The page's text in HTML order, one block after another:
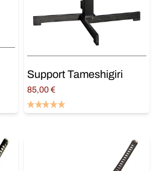
Support Tameshigiri
85,00 €
Lire la suite